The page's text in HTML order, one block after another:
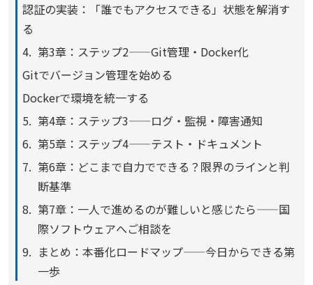
認証の実装：「誰でもアクセスできる」状態を解消す
る
第3章：ステップ2——Git管理・Docker化
Gitでバージョン管理を始める
Dockerで環境を統一する
第4章：ステップ3——ログ・監視・障害通知
第5章：ステップ4——テスト・ドキュメント
第6章：どこまで自力でできる？限界のラインと判
断基準
第7章：一人で進めるのが難しいと感じたら——国
際ソフトウェアへご相談を
まとめ：本番化ロードマップ——今日からできる第
一歩